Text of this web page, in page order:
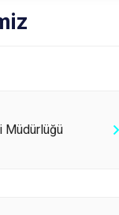
Müdürlüğü